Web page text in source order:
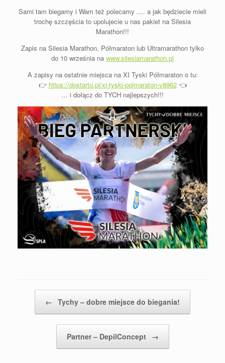
Sami tam biegamy i Wam też polecamy …. a jak będziecie mieli
trochę szczęścia to upolujecie u nas pakiet na Silesia
Marathon!!!
Zapis na Silesia Marathon, Półmaraton lub Ultramarathon tylko
do 10 września na www.silesiamarathon.pl
A zapisy na ostatnie miejsca na XI Tyski Półmaraton o tu:
👉 https://dostartu.pl/xi-tyski-polmaraton-v8962 👈
… i dołącz do TYCH najlepszych!!!
← Tychy – dobre miejsce do biegania!
Partner – DepilConcept →